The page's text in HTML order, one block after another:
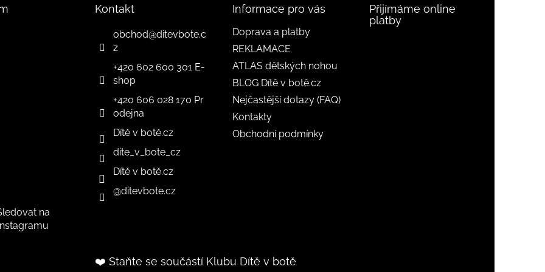
na
Instagramu
Kontakt
obchod@ditevbote.c
z
+420 602 600 301 E-
shop
+420 606 028 170 Pr
odejna
Dítě v botě.cz
dite_v_bote_cz
Dítě v botě.cz
@ditevbote.cz
Informace pro vás
Doprava a platby
REKLAMACE
ATLAS dětských nohou
BLOG Dítě v botě.cz
Nejčastější dotazy (FAQ)
Kontakty
Obchodní podmínky
Přijímáme online
platby
❤️ Staňte se součástí Klubu Dítě v botě